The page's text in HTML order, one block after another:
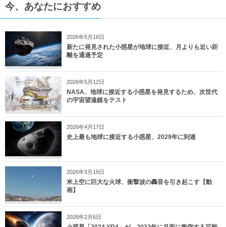
今、あなたにおすすめ
2026年5月16日
新たに発見された小惑星が地球に接近、月よりも近い距
離を通過予定
2026年5月12日
NASA、地球に接近する小惑星を発見するため、次世代
の宇宙望遠鏡をテスト
2026年4月17日
史上最も地球に接近する小惑星、2029年に到達
2026年3月19日
米上空に巨大な火球、衝撃波の轟音を引き起こす【動
画】
2026年2月6日